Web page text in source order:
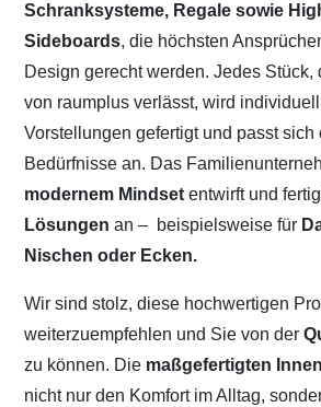
Schranksysteme, Regale sowie
Sideboards, die höchsten
Design gerecht werden. Jedes Stück,
von raumplus verlässt, wird
Vorstellungen gefertigt und passt sich
Bedürfnisse an. Das
modernem Mindset entwirft und
Lösungen an – beispielsweise für
Nischen oder Ecken.
Wir sind stolz, diese hochwertigen
weiterzuempfehlen und Sie von der
zu können. Die maßgefertigten
nicht nur den Komfort im Alltag,